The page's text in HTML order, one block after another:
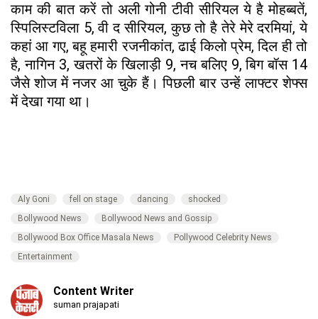
काम की बात करें तो अली गोनी टीवी सीरियल ये है मोहब्बतें,
स्पिलिस्टविला 5, वी द सीरियल, कुछ तो है तेरे मेरे दरमियां, ये
कहां आ गए, बहू हमारी रजनीकांत, ढाई किलो प्रेम, दिल ही तो
है, नागिन 3, खतरों के खिलाड़ी 9, नच बलिए 9, बिग बॉस 14
जैसे शोज में नजर आ चुके हैं। पिछली बार उन्हें लाफ्टर शेफ्स
में देखा गया था।
Aly Goni fell on stage dancing
shocked
Bollywood News
Bollywood News and Gossip
Bollywood Box Office Masala News
Pollywood Celebrity News
Entertainment
Content Writer
suman prajapati